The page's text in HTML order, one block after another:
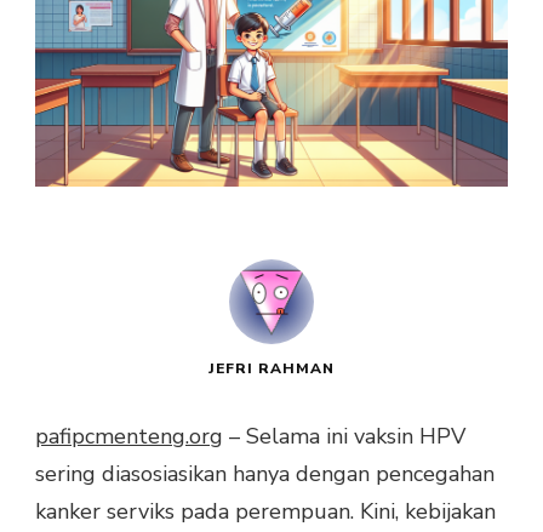
JEFRI RAHMAN
pafipcmenteng.org – Selama ini vaksin HPV
sering diasosiasikan hanya dengan pencegahan
kanker serviks pada perempuan. Kini, kebijakan